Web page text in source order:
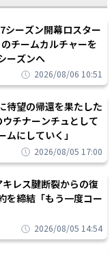
ーズン開幕ロスター
チームカルチャーを
ーズンへ
2026/08/06 10:51
待望の帰還を果たした
チナーンチュとして
にしていく」
2026/08/05 17:00
レス腱断裂からの復
を締結「もう一度コー
2026/08/05 14:54